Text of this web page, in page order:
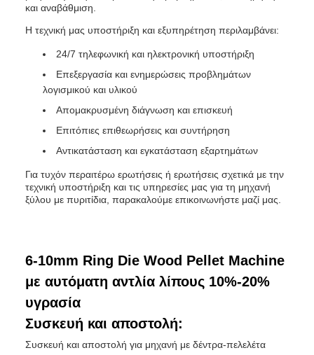
και αναβάθμιση.
Η τεχνική μας υποστήριξη και εξυπηρέτηση περιλαμβάνει:
24/7 τηλεφωνική και ηλεκτρονική υποστήριξη
Επεξεργασία και ενημερώσεις προβλημάτων
λογισμικού και υλικού
Απομακρυσμένη διάγνωση και επισκευή
Επιτόπιες επιθεωρήσεις και συντήρηση
Αντικατάσταση και εγκατάσταση εξαρτημάτων
Για τυχόν περαιτέρω ερωτήσεις ή ερωτήσεις σχετικά με την
τεχνική υποστήριξη και τις υπηρεσίες μας για τη μηχανή
ξύλου με πυριτίδια, παρακαλούμε επικοινωνήστε μαζί μας.
6-10mm Ring Die Wood Pellet Machine
με αυτόματη αντλία λίπους 10%-20%
υγρασία
Συσκευή και αποστολή:
Συσκευή και αποστολή για μηχανή με δέντρα-πελελέτα